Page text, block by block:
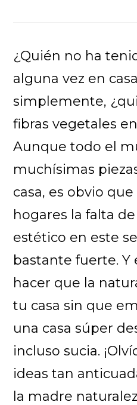
¿Quién no ha
alguna vez en
simplemente,
fibras vegetales
Aunque todo el
muchísimas
casa, es obvio
hogares la falta
estético en este
bastante fuerte. Y
hacer que la
tu casa sin que
una casa súper
incluso sucia.
ideas tan
la madre